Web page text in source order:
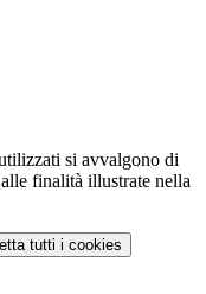
si avvalgono di
finalità illustrate nella
tutti i cookies